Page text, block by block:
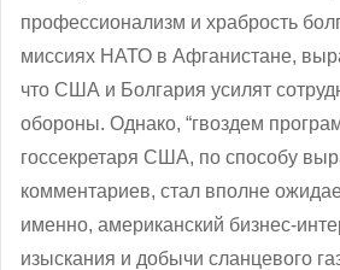
профессионализм и храбрость
миссиях НАТО в Афганистане,
что США и Болгария усилят
обороны. Однако, “гвоздем
госсекретаря США, по способу
комментариев, стал вполне
именно, американский бизнес-
изыскания и добычи сланцевого